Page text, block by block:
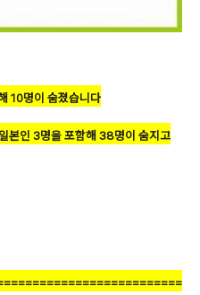
10명이 숨졌습니다
본인 3명을 포함해 38명이 숨지고